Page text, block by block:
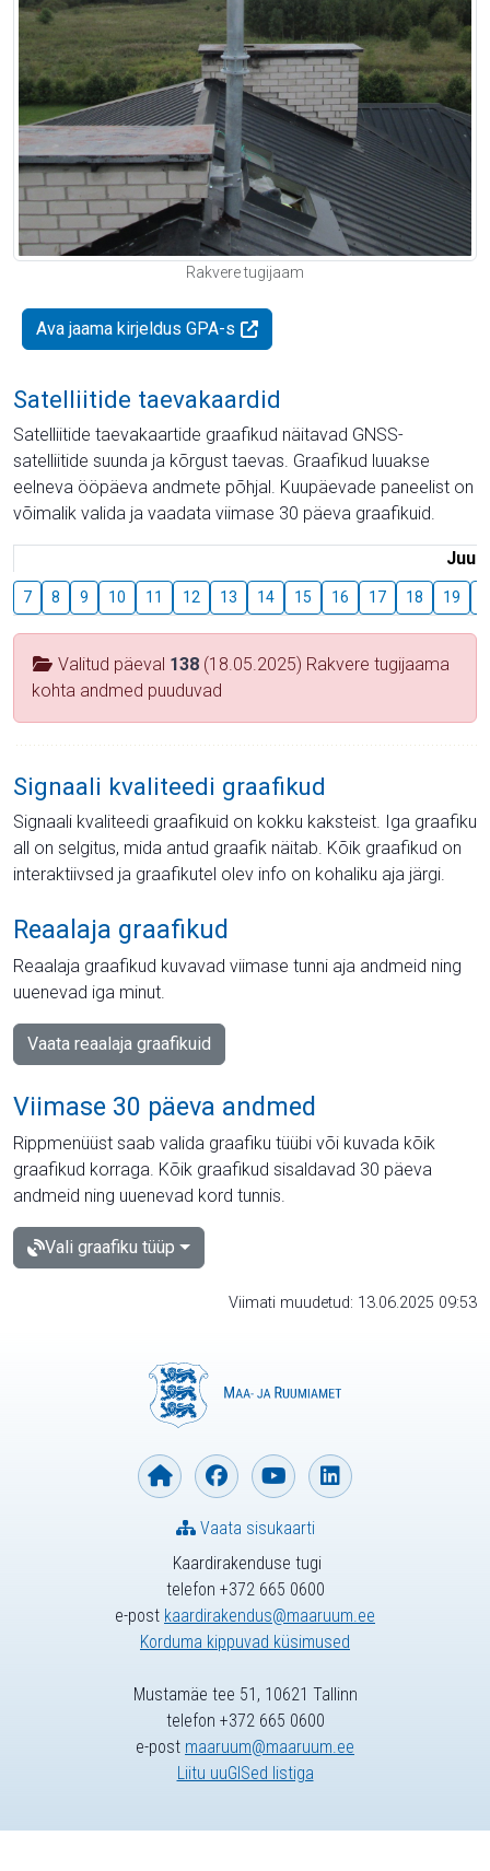
Rakvere tugijaam
Ava jaama kirjeldus GPA-s
Satelliitide taevakaardid
Satelliitide taevakaartide graafikud näitavad GNSS-
satelliitide suunda ja kõrgust taevas. Graafikud luuakse
eelneva ööpäeva andmete põhjal. Kuupäevade paneelist on
võimalik valida ja vaadata viimase 30 päeva graafikuid.
Juuli
7 8 9 10 11 12 13 14 15 16 17 18 19
Valitud päeval 138 (18.05.2025) Rakvere tugijaama
kohta andmed puuduvad
Signaali kvaliteedi graafikud
Signaali kvaliteedi graafikuid on kokku kaksteist. Iga graafiku
all on selgitus, mida antud graafik näitab. Kõik graafikud on
interaktiivsed ja graafikutel olev info on kohaliku aja järgi.
Reaalaja graafikud
Reaalaja graafikud kuvavad viimase tunni aja andmeid ning
uuenevad iga minut.
Vaata reaalaja graafikuid
Viimase 30 päeva andmed
Rippmenüüst saab valida graafiku tüübi või kuvada kõik
graafikud korraga. Kõik graafikud sisaldavad 30 päeva
andmeid ning uuenevad kord tunnis.
Vali graafiku tüüp
Viimati muudetud: 13.06.2025 09:53
Kaardirakenduse tugi
telefon +372 665 0600
e-post kaardirakendus@maaruum.ee
Korduma kippuvad küsimused
Vaata sisukaarti
Mustamäe tee 51, 10621 Tallinn
telefon +372 665 0600
e-post maaruum@maaruum.ee
Liitu uuGISed listiga